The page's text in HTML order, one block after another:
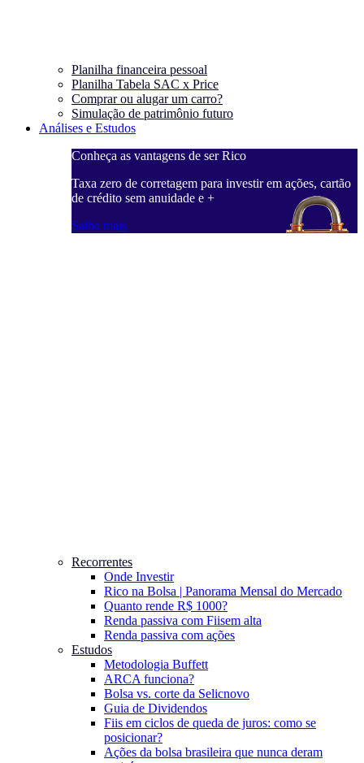
Planilha financeira pessoal
Planilha Tabela SAC x Price
Comprar ou alugar um carro?
Simulação de patrimônio futuro
Análises e Estudos
Conheça as vantagens de ser Rico
Taxa zero de corretagem para investir em ações, cartão
de crédito sem anuidade e +
Saiba mais
Recorrentes
Onde Investir
Rico na Bolsa | Panorama Mensal do Mercado
Quanto rende R$ 1000?
Renda passiva com Fiisem alta
Renda passiva com ações
Estudos
Metodologia Buffett
ARCA funciona?
Bolsa vs. corte da Selicnovo
Guia de Dividendos
Fiis em ciclos de queda de juros: como se
posicionar?
Ações da bolsa brasileira que nunca deram